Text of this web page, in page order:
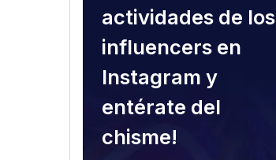
actividades de los
influencers en
Instagram y
entérate del
chisme!